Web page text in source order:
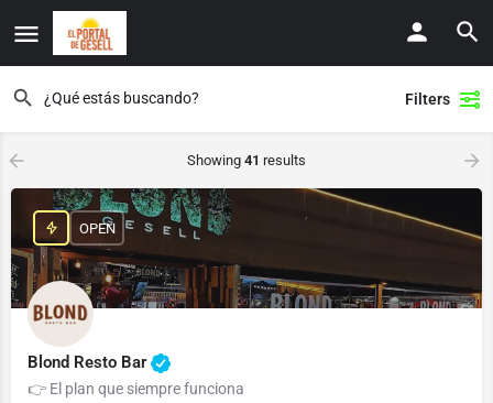
Filters
Showing 41 results
Blond Resto Bar
👉 El plan que siempre funciona
OPEN